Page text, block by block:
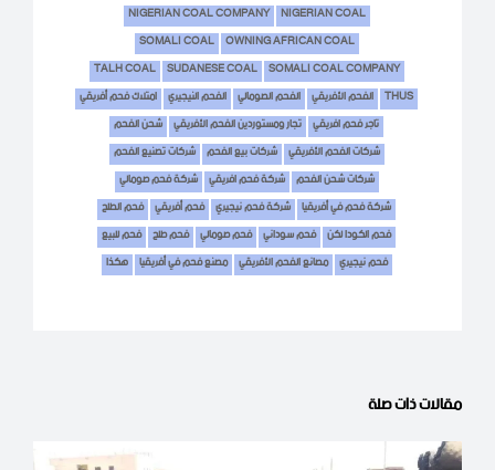
NIGERIAN COAL
NIGERIAN COAL COMPANY
OWNING AFRICAN COAL
SOMALI COAL
SOMALI COAL COMPANY
SUDANESE COAL
TALH COAL
THUS الفحم الأفريقي الفحم الصومالي الفحم النيجيري امتلاك فحم أفريقي
تاجر فحم افريقي تجار ومستوردين الفحم الأفريقي شحن الفحم
شركات الفحم الأفريقي شركات بيع الفحم شركات تصنيع الفحم
شركات شحن الفحم شركة فحم افريقي شركة فحم صومالي
شركة فحم في أفريقيا شركة فحم نيجيري فحم أفريقي فحم الطلح
فحم الكودا لكن فحم سوداني فحم صومالي فحم طلح فحم للبيع
فحم نيجيري مصانع الفحم الأفريقي مصنع فحم في أفريقيا هكذا
مقالات ذات صلة